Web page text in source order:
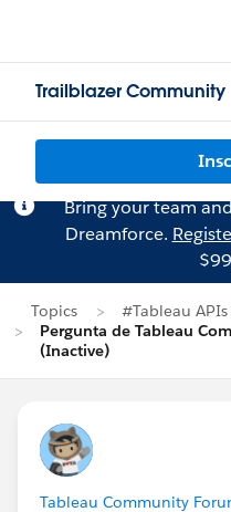
Trailblazer Community
Bring your team
Dreamforce.
Topics
#Tableau
Pergunta de Tableau
(Inactive)
Tableau Community